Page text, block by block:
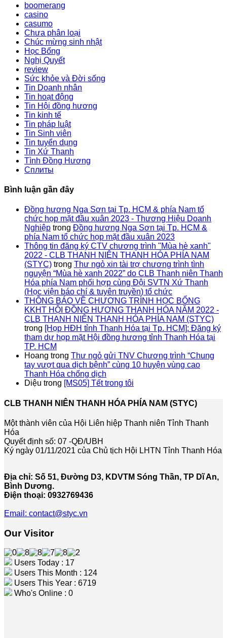
boomerang
casino
casumo
Chưa phân loại
Chúc mừng sinh nhật
Học Bổng
Nghị Quyết
review
Sức khỏe và Đời sống
Tin Doanh nhân
Tin hoạt động
Tin Hội đồng hương
Tin kinh tế
Tin pháp luật
Tin Sinh viên
Tin tuyển dụng
Tin Xứ Thanh
Tình Đồng Hương
Сплиты
Bình luận gần đây
Đồng hương Nga Sơn tại Tp. HCM & phía Nam tổ
chức họp mặt đầu xuân 2023 - Thương Hiệu Doanh
Nghiệp trong Đồng hương Nga Sơn tại Tp. HCM &
phía Nam tổ chức họp mặt đầu xuân 2023
Thông tin đăng ký CTV chương trình "Mùa hè xanh"
2022 - CLB THANH NIÊN THANH HÓA PHÍA NAM
(STYC) trong Thư ngỏ xin tài trợ chương trình tình
nguyện “Mùa hè xanh 2022” do CLB Thanh niên Thanh
Hóa phía Nam phối hợp cùng Đội SVTN Xứ Thanh
(Học viện báo chí & tuyên truyền) tổ chức
THÔNG BÁO VỀ CHƯƠNG TRÌNH HỌC BỔNG
KKHT HỘI ĐỒNG HƯƠNG THANH HÓA NĂM 2022 -
CLB THANH NIÊN THANH HÓA PHÍA NAM (STYC)
trong
[Họp HĐH tỉnh Thanh Hóa tại Tp. HCM]: Đăng ký
tham dự họp mặt Hội đồng hương tỉnh Thanh Hóa tại
TP. HCM
Hoang trong Thư ngỏ gửi TNV Chương trình “Chung
tay vượt qua dịch bệnh” cùng 10 huyện vùng cao
Thanh Hóa chống dịch
Diệu trong [MS05] Tết trong tôi
CLB THANH NIÊN THANH HÓA PHÍA NAM (STYC)
Một thành viên của Hội Liên hiệp Thanh niên Tỉnh Thanh
Hóa
Quyết định số: 07 -QĐ/UBH
Ký ngày 01/11/2021 của Chủ tịch Hội LHTN Tỉnh Thanh Hóa
Địa chỉ: Số 51, Đường D3, KDVTM Sóng Thần, TP Dĩ An,
Bình Dương.
Điện thoại: 0932769436
Email: contact@styc.vn
Our Visitor
Users Today : 17
Users This Month : 124
Users This Year : 6719
Who's Online : 0